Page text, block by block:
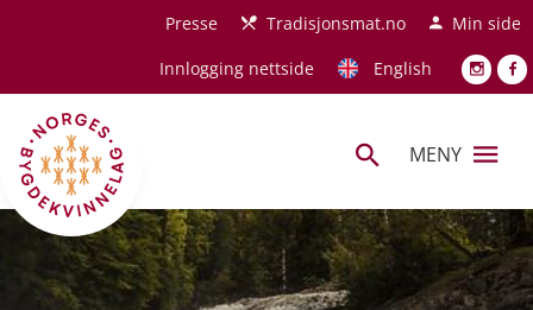
Hopp til hovedinnholdPresse Tradisjonsmat.no
Min side
Innlogging nettside
English
MENY